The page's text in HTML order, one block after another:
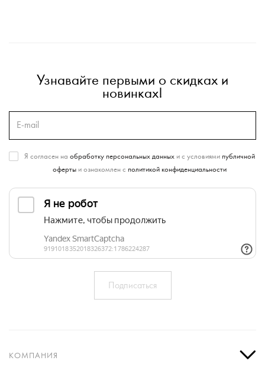
Узнавайте первыми о скидках и
новинках!
Я согласен на обработку персональных данныхи с условиями публичной
офертыи ознакомлен с политикой конфиденциальности
КОМПАНИЯ